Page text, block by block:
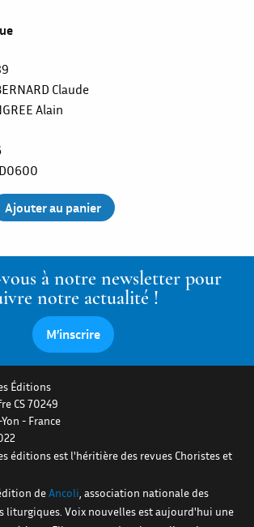
Claude
Alain
à notre newsletter pour
notre actualité !
M’inscrire
Éditions
CS 70249
- France
éditions est l'héritière des revues Choristes et
deAncoli, association nationale des
liturgiques. Voix nouvelles est aujourd'hui une